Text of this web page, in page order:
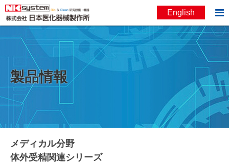
お問い合わせ English
English 
製品情報
メディカル分野
体外受精関連シリーズ